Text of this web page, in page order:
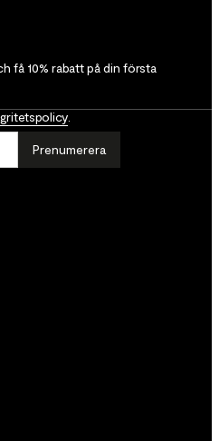
få 10% rabatt på din första
Prenumerera